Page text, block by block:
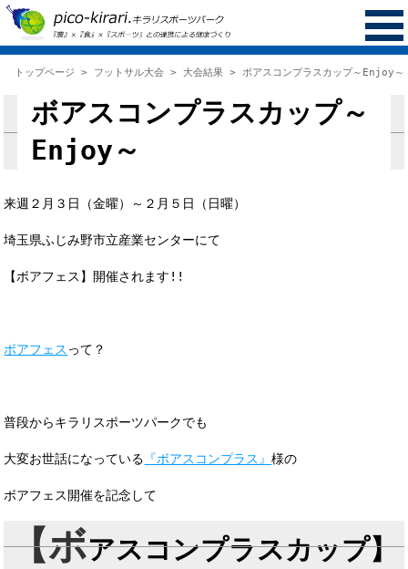
トップページ > フットサル大会> 大会結果> ボアスコンプラスカップ～Enjoy～
ボアスコンプラスカップ～
Enjoy～
来週２月３日（金曜）～２月５日（日曜）
埼玉県ふじみ野市立産業センターにて
【ボアフェス】開催されます!!
ボアフェス って？
普段からキラリスポーツパークでも
大変お世話になっている 『ボアスコンプラス』様の
ボアフェス開催を記念して
【ボアスコンプラスカップ】